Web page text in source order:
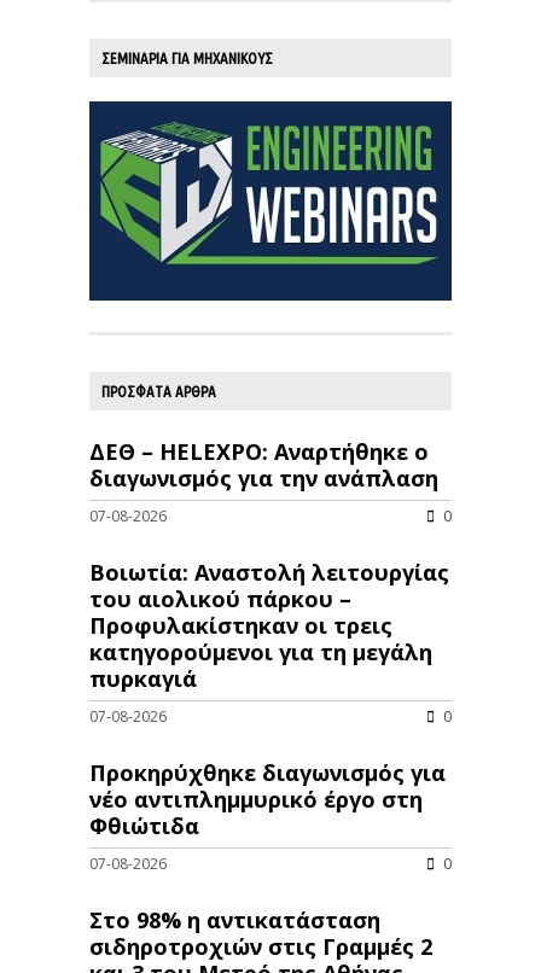
ΣΕΜΙΝΑΡΙΑ ΓΙΑ ΜΗΧΑΝΙΚΟΥΣ
ΠΡΟΣΦΑΤΑ ΑΡΘΡΑ
ΔΕΘ – HELEXPO: Αναρτήθηκε ο
διαγωνισμός για την ανάπλαση
07-08-2026 0
Βοιωτία: Αναστολή λειτουργίας
του αιολικού πάρκου –
Προφυλακίστηκαν οι τρεις
κατηγορούμενοι για τη μεγάλη
πυρκαγιά
07-08-2026 0
Προκηρύχθηκε διαγωνισμός για
νέo αντιπλημμυρικό έργο στη
Φθιώτιδα
07-08-2026 0
Στο 98% η αντικατάσταση
σιδηροτροχιών στις Γραμμές 2